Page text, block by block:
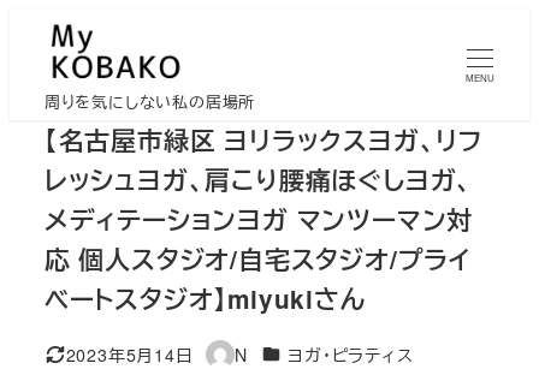
周りを気にしない私の居場所
MENU
【名古屋市緑区 ヨリラックスヨガ、リフ
レッシュヨガ、肩こり腰痛ほぐしヨガ、
メディテーションヨガ マンツーマン対
応 個人スタジオ/自宅スタジオ/プライ
ベートスタジオ】miyukiさん
更新日
2023年5月14日
著
N カテゴリー
ヨガ・ピラティス